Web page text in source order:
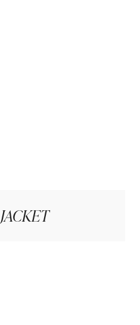
JACKET